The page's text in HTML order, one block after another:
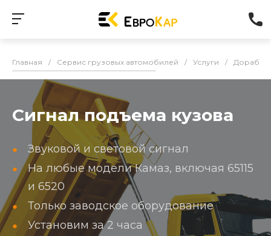
Главная / Сервис грузовых автомобилей / Услуги /
Сигнал подъема кузова
Звуковой и световой сигнал
На любые модели Камаз, включая 65115
и 6520
Только заводское оборудование
Установим за 2 часа